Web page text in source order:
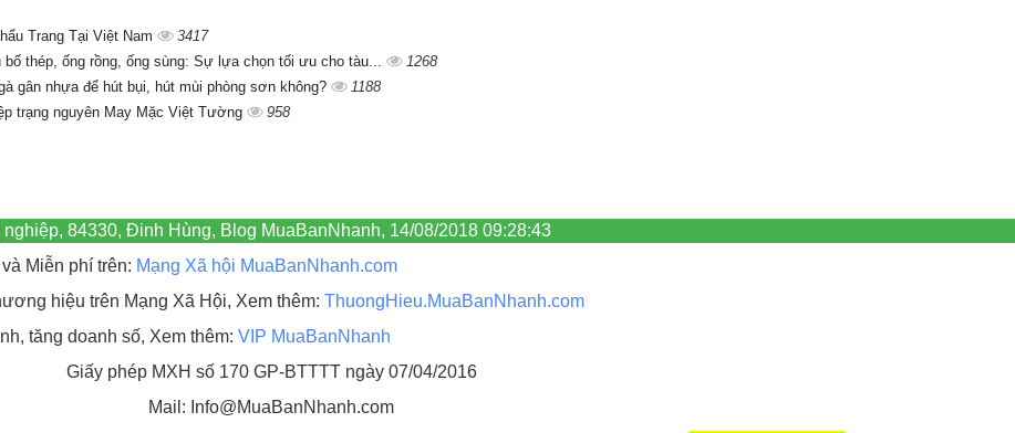
Trang Tại Việt Nam
3417
thép, ống rồng, ống sùng: Sự lựa chọn tối ưu cho tàu...
1268
gân nhựa để hút bụi, hút mùi phòng sơn không?
1188
trạng nguyên May Mặc Việt Tường 958
84330, Đinh Hùng, Blog MuaBanNhanh, 14/08/2018 09:28:43
Miễn phí trên: Mạng Xã hội MuaBanNhanh.com
hiệu trên Mạng Xã Hội, Xem thêm: ThuongHieu.MuaBanNhanh.com
tăng doanh số, Xem thêm: VIP MuaBanNhanh
Giấy phép MXH số 170 GP-BTTTT ngày 07/04/2016
Mail: Info@MuaBanNhanh.com